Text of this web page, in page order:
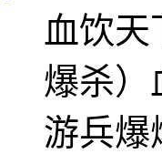
血饮
爆杀）
游兵爆